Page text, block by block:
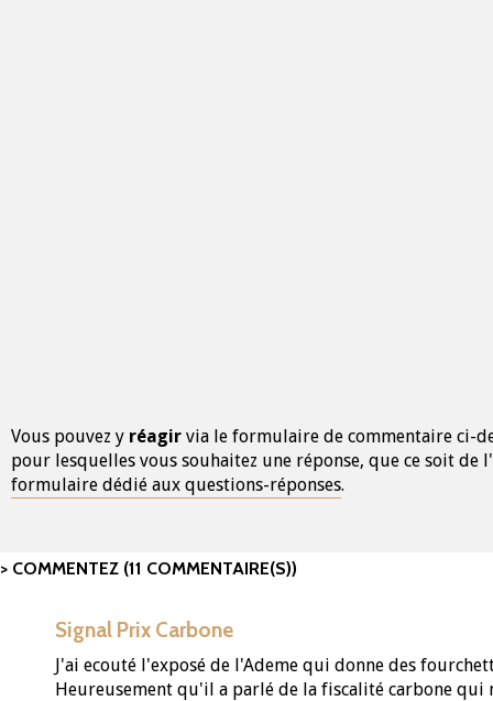
Vous pouvez y réagir via le formulaire de commentaire ci-
pour lesquelles vous souhaitez une réponse, que ce soit
formulaire dédié aux questions-réponses.
COMMENTEZ (11 COMMENTAIRE(S))
Signal Prix Carbone
J'ai ecouté l'exposé de l'Ademe qui donne des
Heureusement qu'il a parlé de la fiscalité carbone